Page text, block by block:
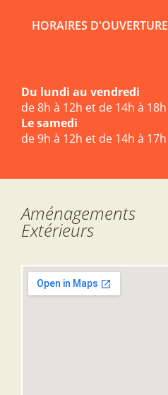
HORAIRES D'OUVERTURE
Du lundi au vendredi
de 8h à 12h et de 14h à 18h
Le samedi
de 9h à 12h et de 14h à 17h
Aménagements
Extérieurs